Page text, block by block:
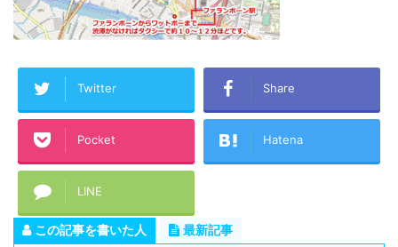
Twitter Share
Pocket Hatena
LINE
この記事を書いた人 最新記事